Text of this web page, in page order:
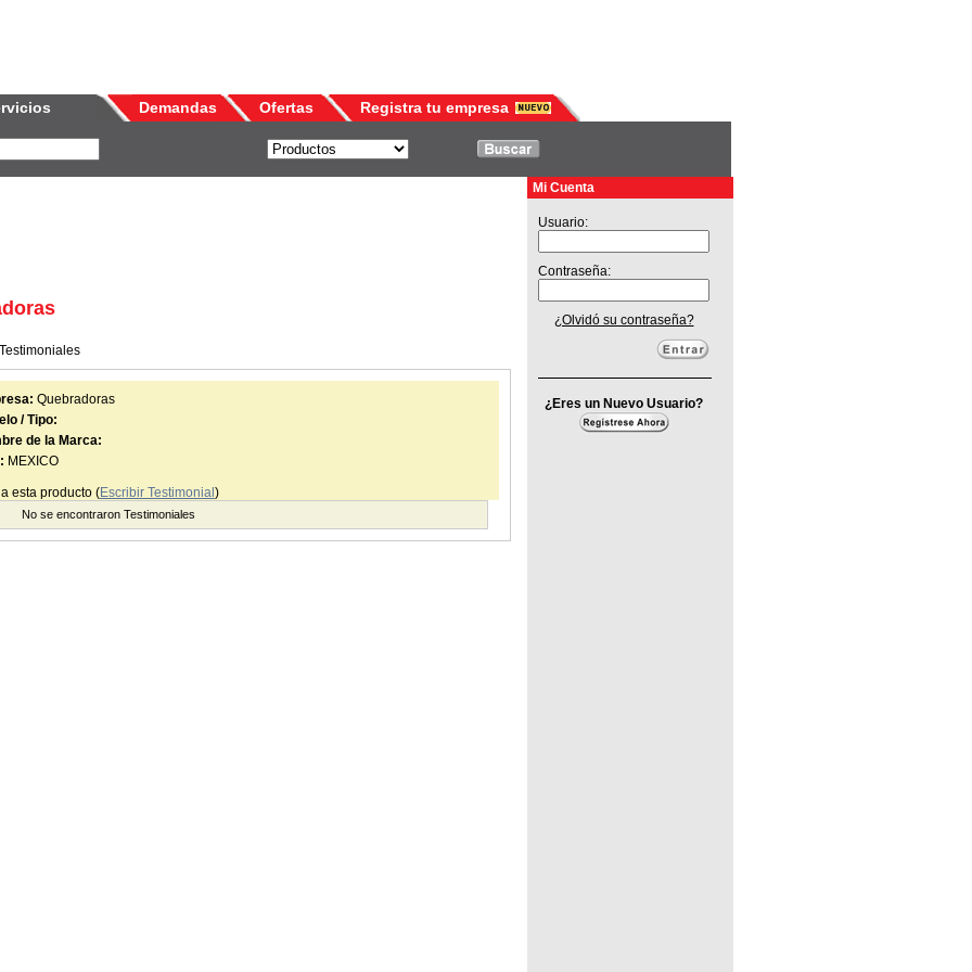
Demandas Ofertas Registra tu empresa
Mi Cuenta
Quebradoras
/ Tipo:
de la Marca:
MEXICO
esta producto (Escribir Testimonial )
No se encontraron Testimoniales
Usuario:
Contraseña:
¿Olvidó su contraseña?
¿Eres un Nuevo Usuario?